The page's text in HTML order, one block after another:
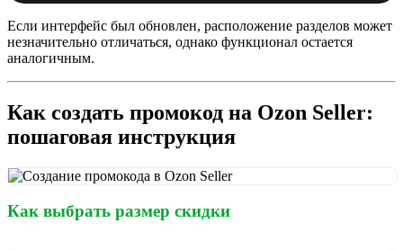
Если интерфейс был обновлен, расположение разделов может
незначительно отличаться, однако функционал остается
аналогичным.
Как создать промокод на Ozon Seller:
пошаговая инструкция
Как выбрать размер скидки